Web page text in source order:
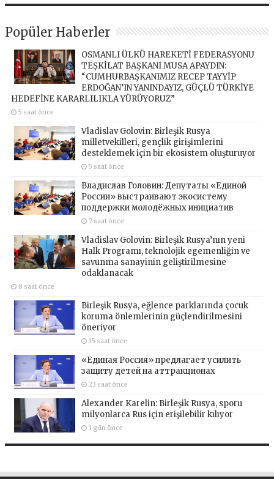
Popüler Haberler
OSMANLI ÜLKÜ HAREKETİ FEDERASYONU
TEŞKİLAT BAŞKANI MUSA APAYDIN:
“CUMHURBAŞKANIMIZ RECEP TAYYİP
ERDOĞAN’IN YANINDAYIZ, GÜÇLÜ TÜRKİYE
HEDEFİNE KARARLILIKLA YÜRÜYORUZ”
5 saat önce
Vladislav Golovin: Birleşik Rusya
milletvekilleri, gençlik girişimlerini
desteklemek için bir ekosistem oluşturuyor
5 saat önce
Владислав Головин: Депутаты «Единой
России» выстраивают экосистему
поддержки молодёжных инициатив
7 saat önce
Vladislav Golovin: Birleşik Rusya’nın yeni
Halk Programı, teknolojik egemenliğin ve
savunma sanayinin geliştirilmesine
odaklanacak
8 saat önce
Birleşik Rusya, eğlence parklarında çocuk
koruma önlemlerinin güçlendirilmesini
öneriyor
15 saat önce
«Единая Россия» предлагает усилить
защиту детей на аттракционах
23 saat önce
Alexander Karelin: Birleşik Rusya, sporu
milyonlarca Rus için erişilebilir kılıyor
1 gün önce